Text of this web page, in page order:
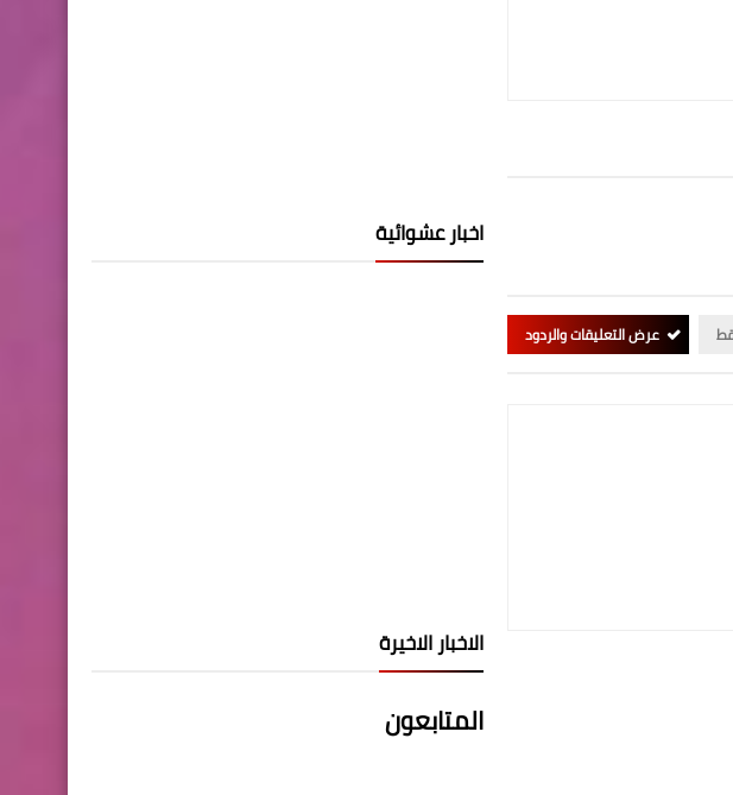
عرض التعليقات والردود
اخبار عشوائية
الاخبار الاخيرة
المتابعون